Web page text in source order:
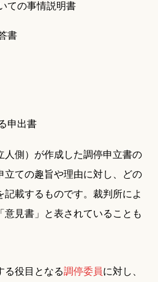
ての事情説明書
書
申出書
人側）が作成した調停申立書の
立ての趣旨や理由に対し、どの
載するものです。裁判所によ
意見書」と表されていることも
る役目となる調停委員に対し、